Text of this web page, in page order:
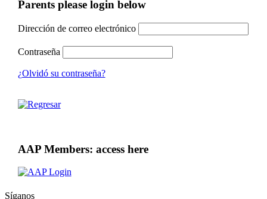
Parents please login below
Dirección de correo electrónico
Contraseña
¿Olvidó su contraseña?
AAP Members: access here
Síganos